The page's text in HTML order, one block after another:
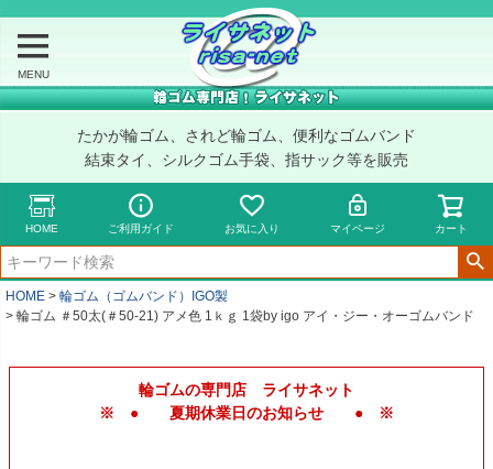
MENU
たかが輪ゴム、されど輪ゴム、便利なゴムバンド
結束タイ、シルクゴム手袋、指サック等を販売
HOME ご利用ガイド お気に入り マイページ カート
HOME
輪ゴム（ゴムバンド）IGO製
輪ゴム ＃50太(＃50-21) アメ色 1ｋｇ 1袋by igo アイ・ジー・オーゴムバンド
輪ゴムの専門店 ライサネット
※ ● 夏期休業日のお知らせ ● ※